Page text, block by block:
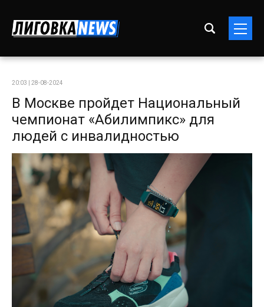
20:03 | 28-08-2024
В Москве пройдет Национальный
чемпионат «Абилимпикс» для
людей с инвалидностью